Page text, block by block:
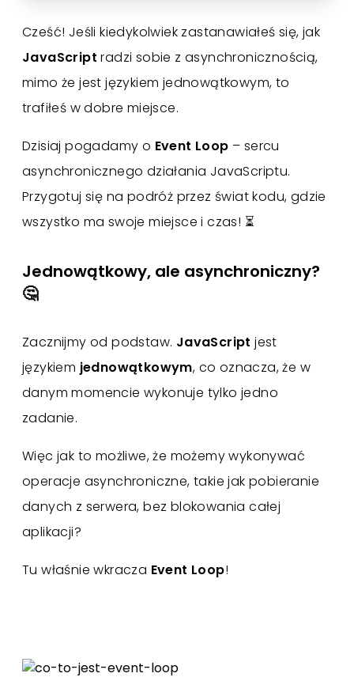
Cześć! Jeśli kiedykolwiek zastanawiałeś się, jak
JavaScript radzi sobie z asynchronicznością,
mimo że jest językiem jednowątkowym, to
trafiłeś w dobre miejsce.
Dzisiaj pogadamy o Event Loop – sercu
asynchronicznego działania JavaScriptu.
Przygotuj się na podróż przez świat kodu, gdzie
wszystko ma swoje miejsce i czas! ⏳
Jednowątkowy, ale asynchroniczny?
🤔
Zacznijmy od podstaw. JavaScript jest
językiem jednowątkowym, co oznacza, że w
danym momencie wykonuje tylko jedno
zadanie.
Więc jak to możliwe, że możemy wykonywać
operacje asynchroniczne, takie jak pobieranie
danych z serwera, bez blokowania całej
aplikacji?
Tu właśnie wkracza Event Loop!